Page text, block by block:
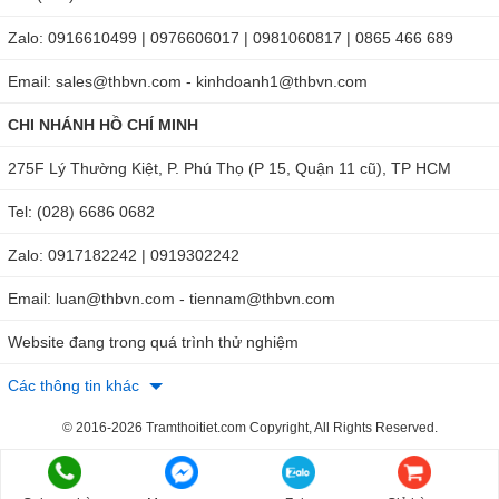
Phương pháp hiệu chuẩn : Ba điểm tự động
Nguồn sử dụng: Pin: 3 pin tròn 1.5V (LR44)
Nếu có nhu cầu mua sắm bút đo pH/Nhiệt độ Total Meter P-
3 chính hãng tạiTHB Việt Nam, quý khách hãy nhanh chóng
tại website qua đường link:https://thbvietnam.com/but-do-
ph-nhiet-do-chong-nuoc-p-3.html .
Zalo: 0916610499 | 0976606017 | 0981060817 | 0865 466 689
Email: sales@thbvn.com - kinhdoanh1@thbvn.com
CHI NHÁNH HỒ CHÍ MINH
275F Lý Thường Kiệt, P. Phú Thọ (P 15, Quận 11 cũ), TP HCM
Tel: (028) 6686 0682
Zalo: 0917182242 | 0919302242
Email: luan@thbvn.com - tiennam@thbvn.com
Website đang trong quá trình thử nghiệm
Các thông tin khác
© 2016-2026 Tramthoitiet.com Copyright, All Rights Reserved.